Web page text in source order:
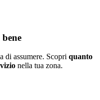
di assumere. Scopri quanto
nella tua zona.